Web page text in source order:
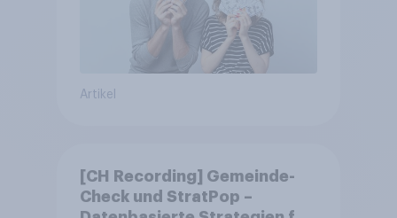
Artikel
[CH Recording] Gemeinde-
Check und StratPop –